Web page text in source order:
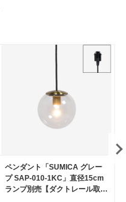
ペンダント「SUMICA グレー
プ SAP-010-1KC」直径15cm
ランプ別売【ダクトレール取付